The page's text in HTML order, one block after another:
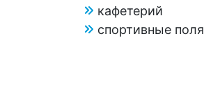
кафетерий
спортивные поля